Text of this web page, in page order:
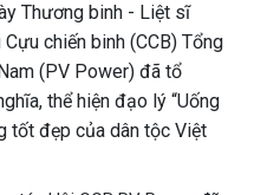
Thương binh - Liệt sĩ
chiến binh (CCB) Tổng
(PV Power) đã tổ
thể hiện đạo lý “Uống
tốt đẹp của dân tộc Việt